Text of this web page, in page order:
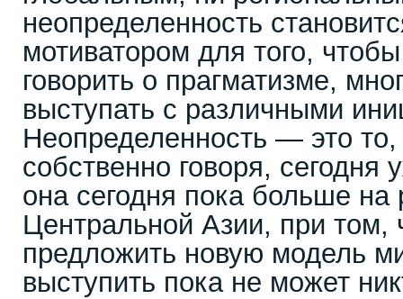
неопределенность
мотиватором для того,
говорить о прагматизме,
выступать с различными
Неопределенность — это
собственно говоря,
она сегодня пока больше на
Центральной Азии, при том,
предложить новую модель
выступить пока не может